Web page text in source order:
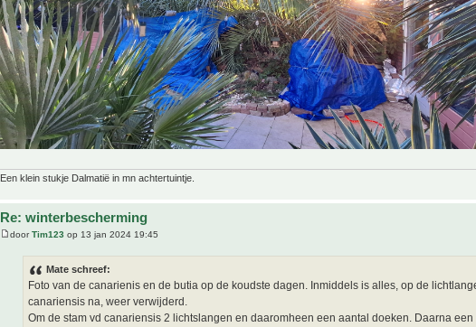
Een klein stukje Dalmatië in mn achtertuintje.
Re: winterbescherming
doorTim123 op 13 jan 2024 19:45
Mate schreef:
Foto van de canarienis en de butia op de koudste dagen. Inmiddels is alles, op de
canariensis na, weer verwijderd.
Om de stam vd canariensis 2 lichtslangen en daaromheen een aantal doeken. Daarna